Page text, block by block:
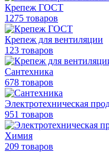
Крепеж ГОСТ
1275 товаров
Крепеж для вентиляции
123 товаров
Сантехника
678 товаров
Электротехническая
951 товаров
Химия
209 товаров